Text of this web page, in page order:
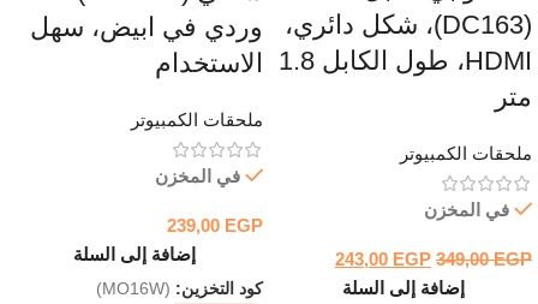
(DC163)، شكل دائري،
HDMI، طول الكابل 1.8
متر
ملحقات الكمبيوتر
في المخزن
349,00EGP
243,00 EGP
إضافة إلى السلة
وردي في ابيض، سهل
الاستخدام
ملحقات الكمبيوتر
في المخزن
239,00 EGP
إضافة إلى السلة
كود التخزين: (MO16W)